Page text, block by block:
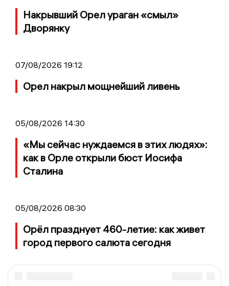
Накрывший Орел ураган «смыл»
Дворянку
07/08/2026 19:12
Орел накрыл мощнейший ливень
05/08/2026 14:30
«Мы сейчас нуждаемся в этих людях»:
как в Орле открыли бюст Иосифа
Сталина
05/08/2026 08:30
Орёл празднует 460-летие: как живет
город первого салюта сегодня